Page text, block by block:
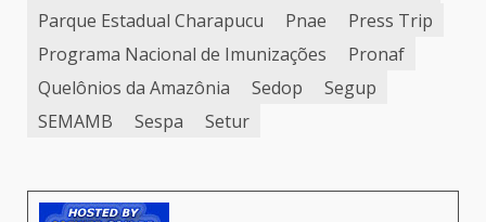
Parque Estadual Charapucu
Pnae
Press Trip
Programa Nacional de Imunizações
Pronaf
Quelônios da Amazônia
Sedop
Segup
SEMAMB
Sespa Setur